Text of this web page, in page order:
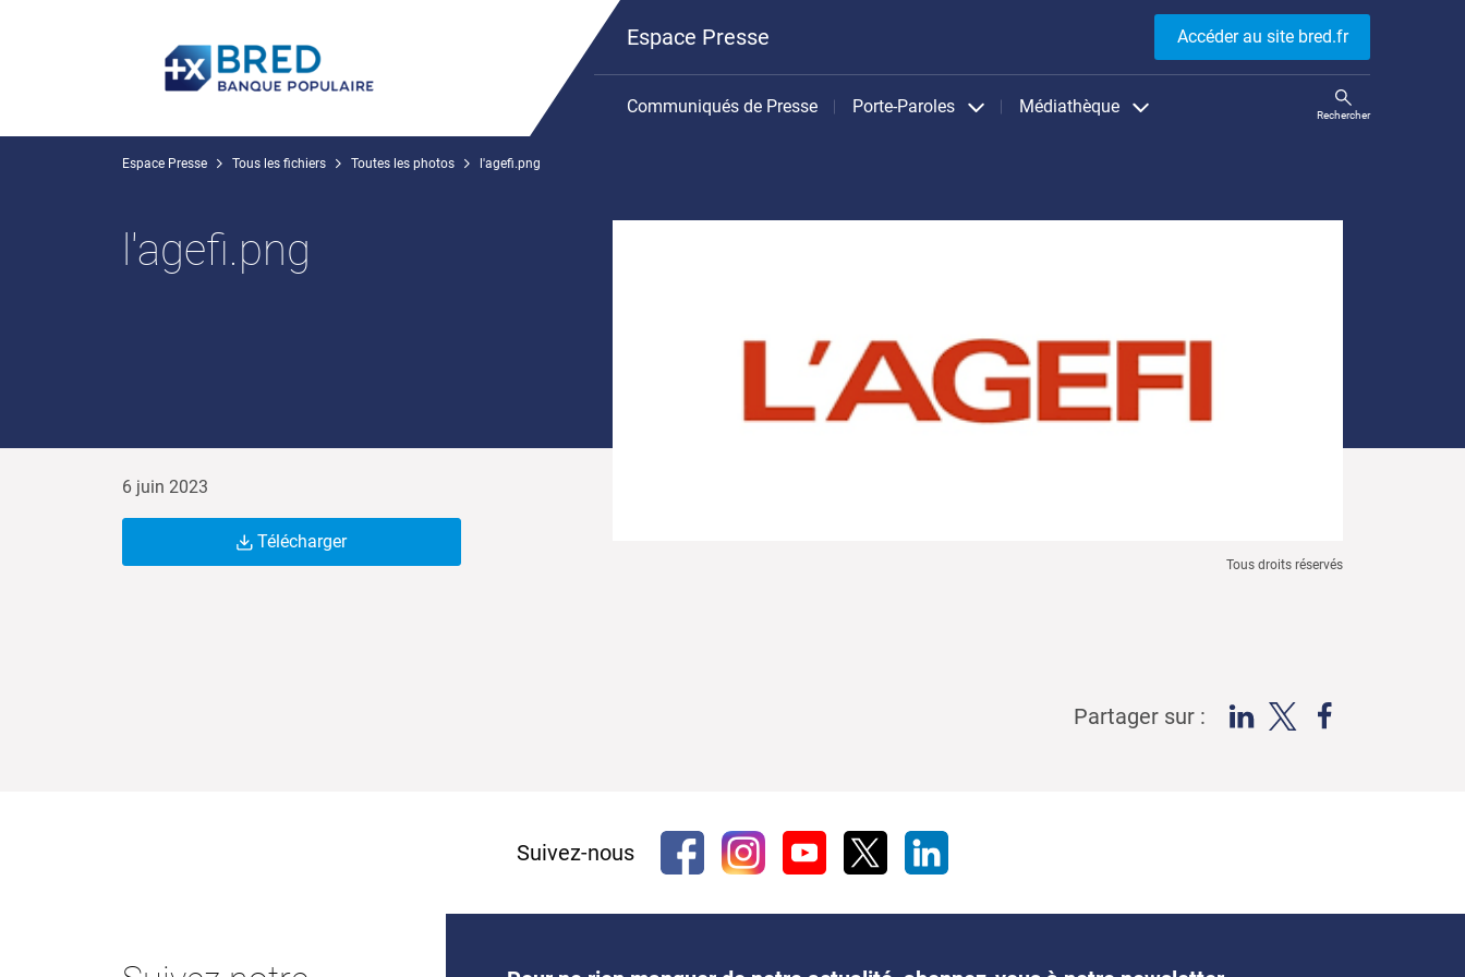
Espace Presse Accéder au site bred.fr
Communiqués de Presse Porte-Paroles Médiathèque Rechercher
Espace Presse Tous les fichiers Toutes les photos l'agefi.png
l'agefi.png
6 juin 2023
Télécharger
Tous droits réservés
Partager sur :
Suivez-nous